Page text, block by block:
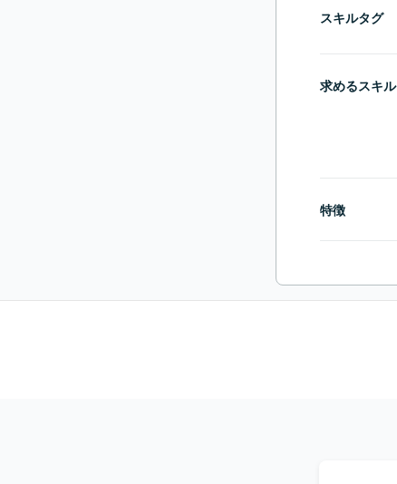
スキルタグ
求めるスキル
特徴